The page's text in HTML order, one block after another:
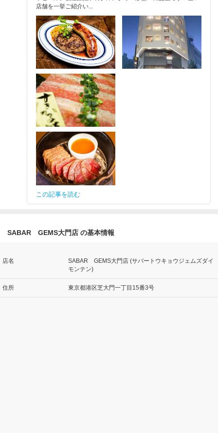
店舗を一挙ご紹介い...
この記事を読む
SABAR GEMS大門店 の基本情報
店名
SABAR GEMS大門店 (サバートウキョウジェムズダイ
モンテン)
住所 東京都港区芝大門一丁目15番3号